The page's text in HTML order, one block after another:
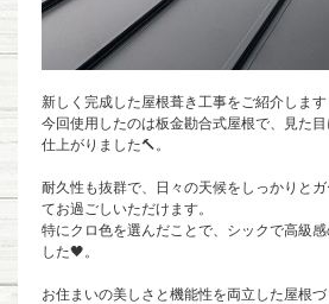
新しく完成した屋根葺き工事をご紹介します
今回使用したのは板金勘合式屋根で、見た
仕上がりました🔨。
耐久性も抜群で、日々の天候をしっかりと
てお過ごしいただけます。
特にクロ色を選んだことで、シックで高級
した🖤。
お住まいの美しさと機能性を両立した屋根